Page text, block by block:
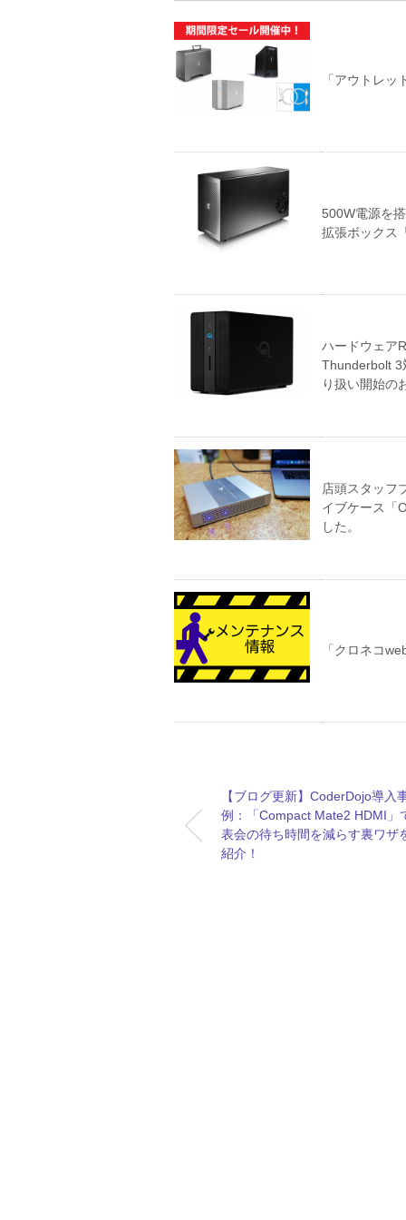
「アウトレ
500W電源を
拡張ボックス
ハードウェア
Thunderbolt 3
り扱い開始の
店頭スタッフ
イブケース「
した。
「クロネコ
【ブログ更新】CoderDojo導入
例：「Compact Mate2 HDMI」
表会の待ち時間を減らす裏ワザ
紹介！